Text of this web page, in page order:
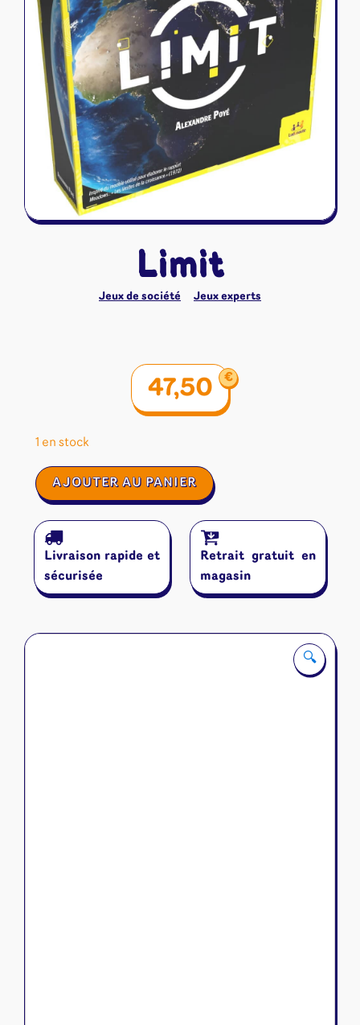
Naruto Mythos
Autres
Tapis de jeu
🔍
Limit
Jeux de société Jeux experts
47,50 €
1 en stock
quantité
de
AJOUTER AU PANIER
Livraison rapide et
sécurisée
Retrait gratuit en
magasin